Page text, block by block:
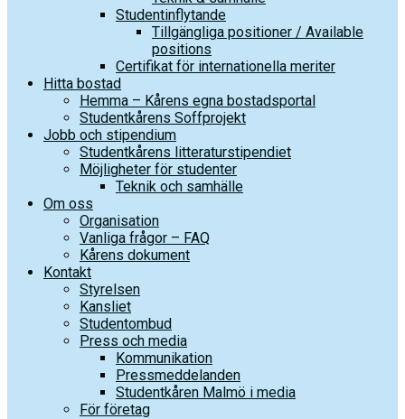
Studentinflytande
Tillgängliga positioner / Available
positions
Certifikat för internationella meriter
Hitta bostad
Hemma – Kårens egna bostadsportal
Studentkårens Soffprojekt
Jobb och stipendium
Studentkårens litteraturstipendiet
Möjligheter för studenter
Teknik och samhälle
Om oss
Organisation
Vanliga frågor – FAQ
Kårens dokument
Kontakt
Styrelsen
Kansliet
Studentombud
Press och media
Kommunikation
Pressmeddelanden
Studentkåren Malmö i media
För företag